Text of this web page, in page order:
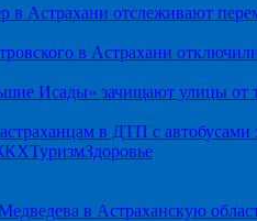
в Астрахани отслеживают
в Астрахани
Исады» зачищают улицы от
в ДТП с автобусами
ТуризмЗдоровье
в Астраханскую